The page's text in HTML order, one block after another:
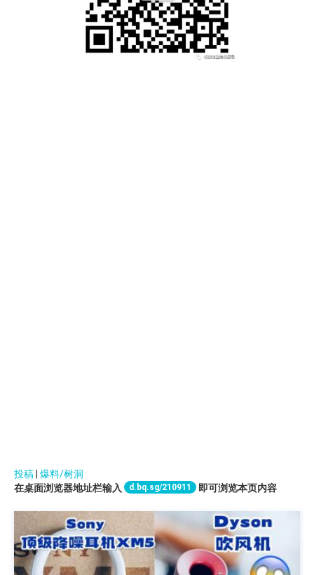
投稿| 爆料/树洞
在桌面浏览器地址栏输入
d.bq.sg/210911 即可浏览本页内容